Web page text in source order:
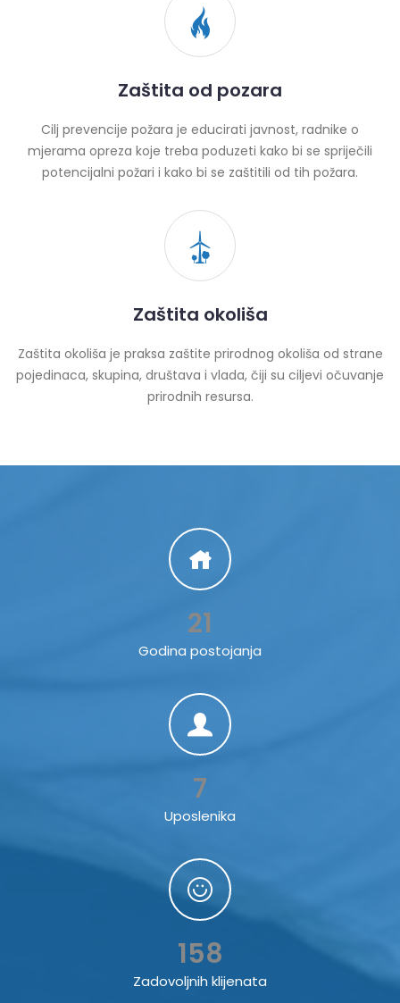
Zaštita od pozara
Cilj prevencije požara je educirati javnost, radnike o
mjerama opreza koje treba poduzeti kako bi se spriječili
potencijalni požari i kako bi se zaštitili od tih požara.
Zaštita okoliša
Zaštita okoliša je praksa zaštite prirodnog okoliša od strane
pojedinaca, skupina, društava i vlada, čiji su ciljevi očuvanje
prirodnih resursa.
21
Godina postojanja
7
Uposlenika
158
Zadovoljnih klijenata